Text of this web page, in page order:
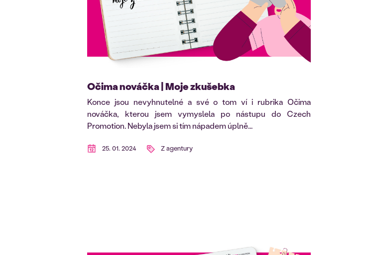
Očima nováčka | Moje zkušebka
Konce jsou nevyhnutelné a své o tom ví i rubrika Očima
nováčka, kterou jsem vymyslela po nástupu do Czech
Promotion. Nebyla jsem si tím nápadem úplně...
25. 01. 2024 Z agentury